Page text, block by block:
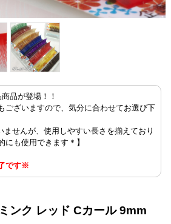
品が登場！！
ございますので、気分に合わせてお選び下
ませんが、使用しやすい長さを揃えており
にも使用できます＊】
です※
ンク レッド Cカール 9mm